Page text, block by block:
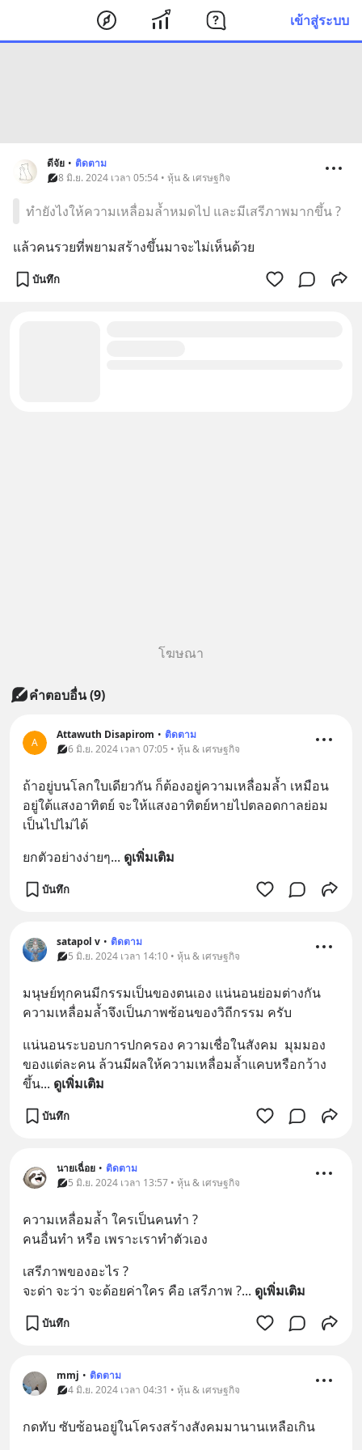
เข้าสู่ระบบ
ดีจัย • ติดตาม
8 มิ.ย. 2024 เวลา 05:54 • หุ้น & เศรษฐกิจ
ทำยังไงให้ความเหลื่อมล้ำหมดไป และมีเสรีภาพมากขึ้น ?
แล้วคนรวยที่พยามสร้างขึ้นมาจะไม่เห็นด้วย
บันทึก
โฆษณา
คำตอบอื่น(9)
A
Attawuth Disapirom • ติดตาม
6 มิ.ย. 2024 เวลา 07:05 • หุ้น & เศรษฐกิจ
ถ้าอยู่บนโลกใบเดียวกัน ก็ต้องอยู่ความเหลื่อมล้ำ เหมือน
อยู่ใต้แสงอาทิตย์ จะให้แสงอาทิตย์หายไปตลอดกาลย่อม
เป็นไปไม่ได้
ยกตัวอย่างง่ายๆ... ดูเพิ่มเติม
บันทึก
satapol​ v • ติดตาม
5 มิ.ย. 2024 เวลา 14:10 • หุ้น & เศรษฐกิจ
มนุษย์ทุกคนมีกรรมเป็นของตนเอง​ แน่นอนย่อมต่างกัน​
ความเหลื่อมล้ำจึงเป็นภาพซ้อนของวิถีกรรม​ ครับ
แน่นอนระบอบการปกครอง​ ความเชื่อในสังคม​  มุมมอง
ของแต่ละคน​ ล้วนมีผลให้ความเหลื่อมล้ำแคบหรือกว้าง
ขึ้น... ดูเพิ่มเติม
บันทึก
นายเฉื่อย • ติดตาม
5 มิ.ย. 2024 เวลา 13:57 • หุ้น & เศรษฐกิจ
ความเหลื่อมล้ำ ใครเป็นคนทำ ?
คนอื่นทำ หรือ เพราะเราทำตัวเอง
เสรีภาพของอะไร ?
จะด่า จะว่า จะด้อยค่าใคร คือ เสรีภาพ ?... ดูเพิ่มเติม
บันทึก
mmj • ติดตาม
4 มิ.ย. 2024 เวลา 04:31 • หุ้น & เศรษฐกิจ
กดทับ ซับซ้อนอยู่ในโครงสร้างสังคมมานานเหลือเกิน